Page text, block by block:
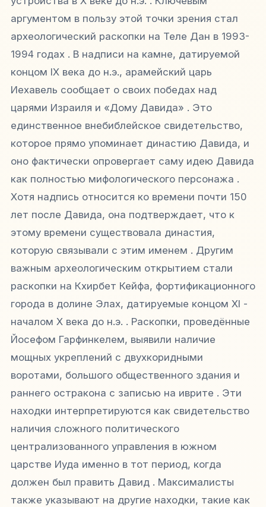
аргументом в пользу этой точки зрения стал
археологический раскопки на Теле Дан в 1993-
1994 годах . В надписи на камне, датируемой
концом IX века до н.э., арамейский царь
Иехавель сообщает о своих победах над
царями Израиля и «Дому Давида» . Это
единственное внебиблейское свидетельство,
которое прямо упоминает династию Давида, и
оно фактически опровергает саму идею Давида
как полностью мифологического персонажа .
Хотя надпись относится ко времени почти 150
лет после Давида, она подтверждает, что к
этому времени существовала династия,
которую связывали с этим именем . Другим
важным археологическим открытием стали
раскопки на Кхирбет Кейфа, фортификационного
города в долине Элах, датируемые концом XI -
началом X века до н.э. . Раскопки, проведённые
Йосефом Гарфинкелем, выявили наличие
мощных укреплений с двухкоридными
воротами, большого общественного здания и
раннего остракона с записью на иврите . Эти
находки интерпретируются как свидетельство
наличия сложного политического
централизованного управления в южном
царстве Иуда именно в тот период, когда
должен был править Давид . Максималисты
также указывают на другие находки, такие как